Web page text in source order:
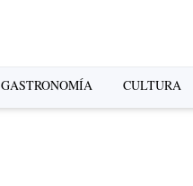
GASTRONOMÍA CULTURA